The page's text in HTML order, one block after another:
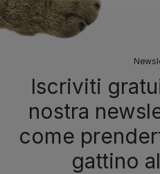
Iscriviti
nostra
come
gattino